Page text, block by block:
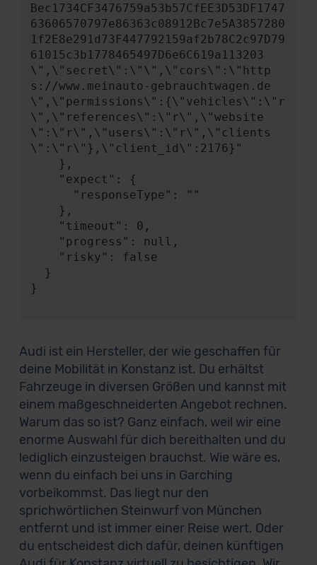
Bec1734CF3476759a53b57CfEE3D53DF1747
63606570797e86363c08912Bc7e5A3857280
1f2E8e291d73F447792159af2b78C2c97D79
61015c3b1778465497D6e6C619a113203
\",\"secret\":\"\",\"cors\":\"http
s://www.meinauto-gebrauchtwagen.de
\",\"permissions\":{\"vehicles\":\"r
\",\"references\":\"r\",\"website
\":\"r\",\"users\":\"r\",\"clients
\":\"r\"},\"client_id\":2176}"
}
Audi ist ein Hersteller, der wie geschaffen für
deine Mobilität in Konstanz ist. Du erhältst
Fahrzeuge in diversen Größen und kannst mit
einem maßgeschneiderten Angebot rechnen.
Warum das so ist? Ganz einfach, weil wir eine
enorme Auswahl für dich bereithalten und du
lediglich einzusteigen brauchst. Wie wäre es,
wenn du einfach bei uns in Garching
vorbeikommst. Das liegt nur den
sprichwörtlichen Steinwurf von München
entfernt und ist immer einer Reise wert. Oder
du entscheidest dich dafür, deinen künftigen